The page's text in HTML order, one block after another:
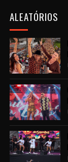
ALEATÓRIOS